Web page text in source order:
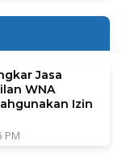
Jasa
WNA
Izin
PM